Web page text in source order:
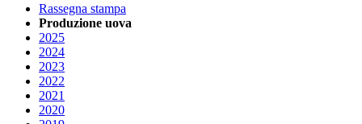
Rassegna stampa
Produzione uova
2025
2024
2023
2022
2021
2020